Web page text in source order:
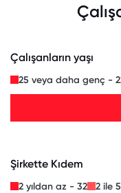
Çalışanların yaşı
25 veya daha genç -
Şirkette Kıdem
2 yıldan az - 32 2 ile